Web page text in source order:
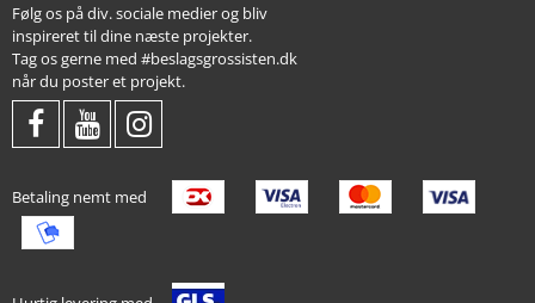
Følg os på div. sociale medier og bliv
inspireret til dine næste projekter.
Tag os gerne med #beslagsgrossisten.dk
når du poster et projekt.
Betaling nemt med